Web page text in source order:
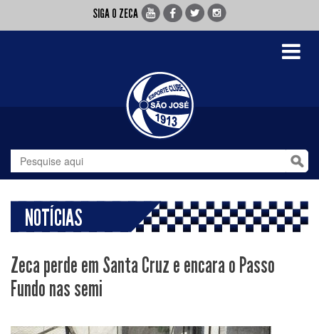
SIGA O ZECA
Toggle
NOTÍCIAS
Zeca perde em Santa Cruz e encara o Passo
Fundo nas semi